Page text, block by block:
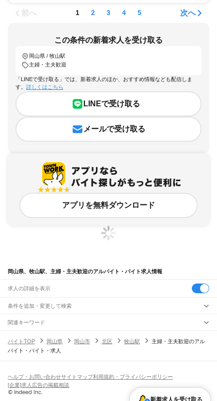
前へ 1 2 3 4 5 次へ
この条件の新着求人を受け取る
岡山県 / 牧山駅
主婦・主夫歓迎
「LINEで受け取る」では、新着求人のほか、おすすめ情報なども配信しま
す。 詳しくはこちら
LINEで受け取る
メールで受け取る
アプリを無料ダウンロード
岡山県、牧山駅、主婦・主夫歓迎のアルバイト・バイト求人情報
求人の詳細を表示
条件を追加・変更して検索
市区町村を追加・変更
岡山県すべて
岡山市 すべて
真庭市美作市浅口市和気郡都窪郡浅口郡小田郡真庭郡苫田郡勝田郡
久米郡加賀郡
駅を追加・変更
JR山陽本線(岡山～三原)
岡山駅北長瀬駅庭瀬駅中庄駅 新倉敷駅金光駅鴨方駅里庄駅笠岡駅
職種を追加・変更
飲食・フードサービスすべて
ホールスタッフキッチンスタッフ
パン屋（ベーカリー）
バー（BAR）・バーテンダー
飲食店（店長・マネージャー）
人気
日払いOK高校生歓迎 髪型・髪色自由
雇用形態を追加・変更
関連キーワード
バイトTOP
岡山県 岡山市 北区 牧山駅
主婦・主夫歓迎のアル
バイト・バイト・求人
新着求人を受け取る
ヘルプ・お問い合わせサイトマップ利用規約・プライバシーポリシー
[企業]求人広告の掲載相談